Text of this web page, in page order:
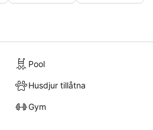
Pool
Husdjur tillåtna
Gym